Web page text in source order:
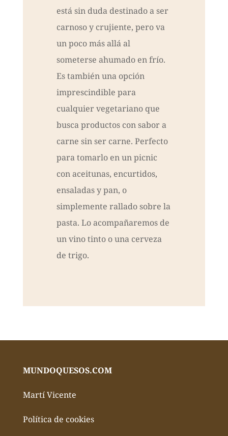
está sin duda destinado a ser
carnoso y crujiente, pero va
un poco más allá al
someterse ahumado en frío.
Es también una opción
imprescindible para
cualquier vegetariano que
busca productos con sabor a
carne sin ser carne. Perfecto
para tomarlo en un picnic
con aceitunas, encurtidos,
ensaladas y pan, o
simplemente rallado sobre la
pasta. Lo acompañaremos de
un vino tinto o una cerveza
de trigo.
MUNDOQUESOS.COM
Martí Vicente
Política de cookies